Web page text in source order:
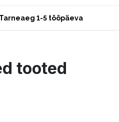
Tarneaeg 1-5 tööpäeva
tooted